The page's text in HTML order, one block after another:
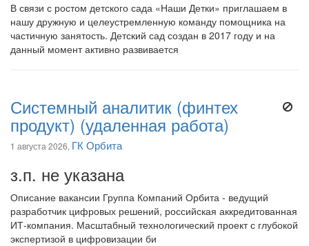
В связи с ростом детского сада «Наши Детки» приглашаем в
нашу дружную и целеустремленную команду помощника на
частичную занятость. Детский сад создан в 2017 году и на
данный момент активно развивается
Системный аналитик (финтех
продукт) (удаленная работа)
1 августа 2026, ГК Орбита
з.п. не указана
Описание вакансии Группа Компаний Орбита - ведущий
разработчик цифровых решений, российская аккредитованная
ИТ-компания. Масштабный технологический проект с глубокой
экспертизой в цифровизации би